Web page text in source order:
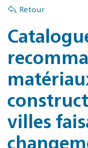
Retour
villes